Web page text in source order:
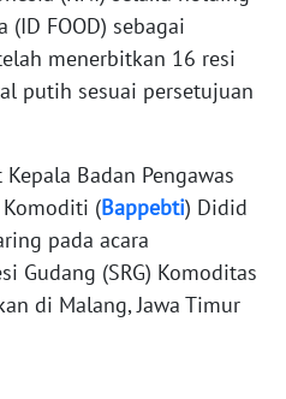
(ID FOOD) sebagai
menerbitkan 16 resi
putih sesuai persetujuan
Badan Pengawas
Komoditi (Bappebti) Didid
pada acara
Gudang (SRG) Komoditas
di Malang, Jawa Timur